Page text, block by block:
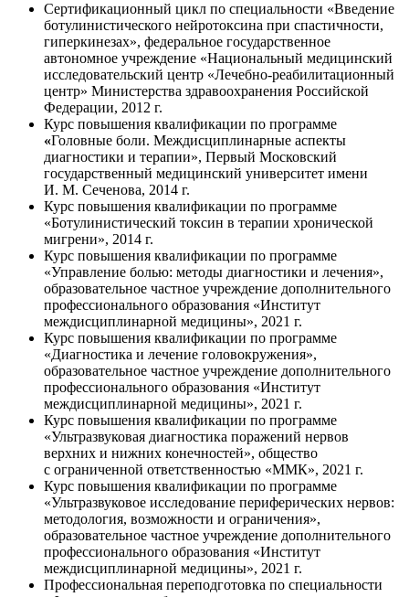
Сертификационный цикл по специальности «Введение
ботулинистического нейротоксина при спастичности,
гиперкинезах», федеральное государственное
автономное учреждение «Национальный медицинский
исследовательский центр «Лечебно-реабилитационный
центр» Министерства здравоохранения Российской
Федерации, 2012 г.
Курс повышения квалификации по программе
«Головные боли. Междисциплинарные аспекты
диагностики и терапии», Первый Московский
государственный медицинский университет имени
И. М. Сеченова, 2014 г.
Курс повышения квалификации по программе
«Ботулинистический токсин в терапии хронической
мигрени», 2014 г.
Курс повышения квалификации по программе
«Управление болью: методы диагностики и лечения»,
образовательное частное учреждение дополнительного
профессионального образования «Институт
междисциплинарной медицины», 2021 г.
Курс повышения квалификации по программе
«Диагностика и лечение головокружения»,
образовательное частное учреждение дополнительного
профессионального образования «Институт
междисциплинарной медицины», 2021 г.
Курс повышения квалификации по программе
«Ультразвуковая диагностика поражений нервов
верхних и нижних конечностей», общество
с ограниченной ответственностью «ММК», 2021 г.
Курс повышения квалификации по программе
«Ультразвуковое исследование периферических нервов:
методология, возможности и ограничения»,
образовательное частное учреждение дополнительного
профессионального образования «Институт
междисциплинарной медицины», 2021 г.
Профессиональная переподготовка по специальности